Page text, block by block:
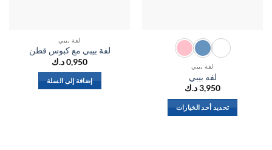
لفة بيبي
لفه بيبي
3,950د.ك
تحديد أحد الخيارات
لفة بيبي
لفة بيبي مع كبوس قطن
0,950د.ك
إضافة إلى السلة